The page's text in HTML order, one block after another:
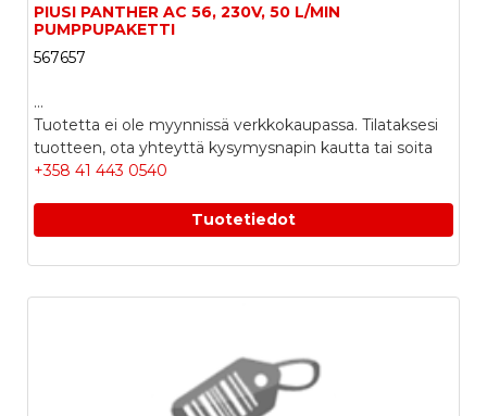
PIUSI PANTHER AC 56, 230V, 50 L/MIN
PUMPPUPAKETTI
567657
...
Tuotetta ei ole myynnissä verkkokaupassa. Tilataksesi
tuotteen, ota yhteyttä kysymysnapin kautta tai soita
+358 41 443 0540
Tuotetiedot